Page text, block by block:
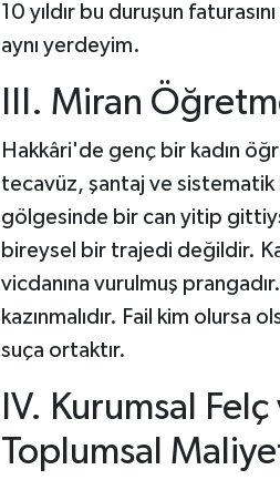
10 yıldır bu duruşun
aynı yerdeyim.
III. Miran
Hakkâri'de genç bir kadın
tecavüz, şantaj ve sistematik
gölgesinde bir can yitip
bireysel bir trajedi değildir.
vicdanına vurulmuş
kazınmalıdır. Fail kim olursa
suça ortaktır.
IV. Kurumsal
Toplumsal